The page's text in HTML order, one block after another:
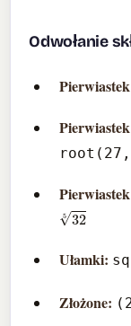
Odwołanie
325
Ułamki:
Złożone: